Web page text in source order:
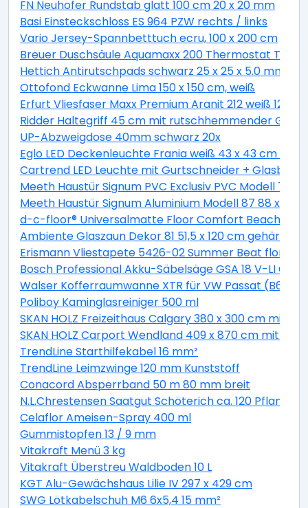
FN Neuhofer Rundstab glatt 100 cm 20 x 20 mm
Basi Einsteckschloss ES 964 PZW rechts / links
Vario Jersey-Spannbetttuch ecru, 100 x 200 cm
Breuer Duschsäule Aquamaxx 200 Thermostat
Hettich Antirutschpads schwarz 25 x 25 x 5.0 mm -
Ottofond Eckwanne Lima 150 x 150 cm, weiß
Erfurt Vliesfaser Maxx Premium Aranit 212 weiß 12,5 x
Ridder Haltegriff 45 cm mit rutschhemmender
UP-Abzweigdose 40mm schwarz 20x
Eglo LED Deckenleuchte Frania weiß 43 x 43 cm
Cartrend LED Leuchte mit Gurtschneider +
Meeth Haustür Signum PVC Exclusiv PVC Modell 70
Meeth Haustür Signum Aluminium Modell 87 88 x 200
d-c-floor® Universalmatte Floor Comfort
Ambiente Glaszaun Dekor 81 51,5 x 120 cm
Erismann Vliestapete 5426-02 Summer Beat floral
Bosch Professional Akku-Säbelsäge GSA 18 V-LI C
Walser Kofferraumwanne XTR für VW Passat (B6)
Poliboy Kaminglasreiniger 500 ml
SKAN HOLZ Freizeithaus Calgary 380 x 300 cm mit 2.
SKAN HOLZ Carport Wendland 409 x 870 cm mit
TrendLine Starthilfekabel 16 mm²
TrendLine Leimzwinge 120 mm Kunststoff
Conacord Absperrband 50 m 80 mm breit
N.L.Chrestensen Saatgut Schöterich ca. 120 Pflanzen
Celaflor Ameisen-Spray 400 ml
Gummistopfen 13 / 9 mm
Vitakraft Menü 3 kg
Vitakraft Überstreu Waldboden 10 L
KGT Alu-Gewächshaus Lilie IV 297 x 429 cm
SWG Lötkabelschuh M6 6x5,4 15 mm²